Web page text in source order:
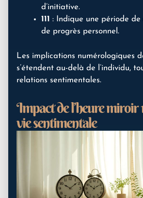
d’initiative.
111 : Indique une période de
de progrès personnel.
Les implications numérologiques
s’étendent au-delà de l’individu,
relations sentimentales.
Impact de l’heure miroir
vie sentimentale